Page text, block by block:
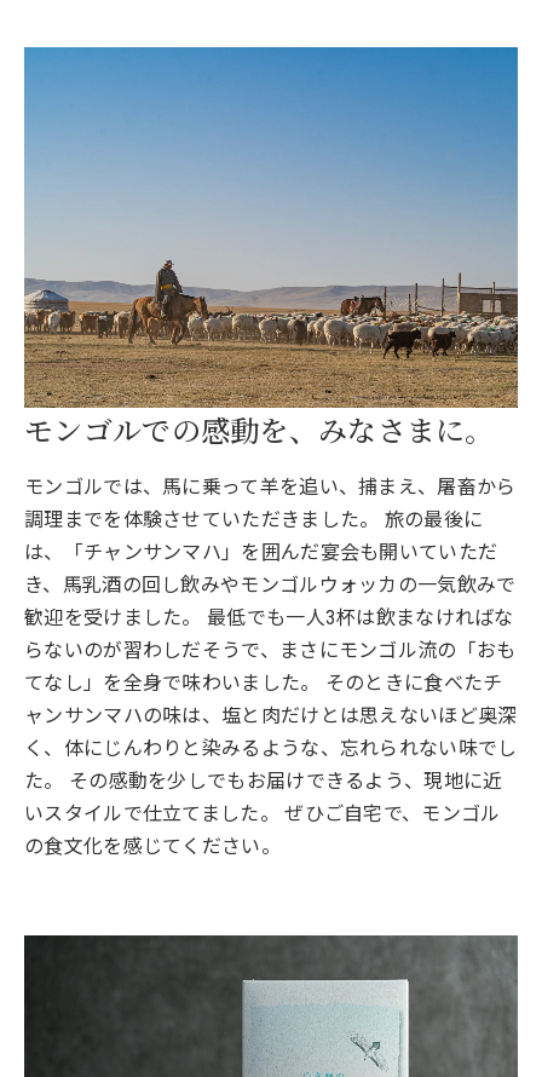
モンゴルでの感動を、みなさまに。
モンゴルでは、馬に乗って羊を追い、捕まえ、屠畜から
調理までを体験させていただきました。 旅の最後に
は、「チャンサンマハ」を囲んだ宴会も開いていただ
き、馬乳酒の回し飲みやモンゴルウォッカの一気飲みで
歓迎を受けました。 最低でも一人3杯は飲まなければな
らないのが習わしだそうで、まさにモンゴル流の「おも
てなし」を全身で味わいました。 そのときに食べたチ
ャンサンマハの味は、塩と肉だけとは思えないほど奥深
く、体にじんわりと染みるような、忘れられない味でし
た。 その感動を少しでもお届けできるよう、現地に近
いスタイルで仕立てました。 ぜひご自宅で、モンゴル
の食文化を感じてください。